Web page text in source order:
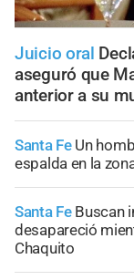
Juicio oral
aseguró que
anterior a su
Santa Fe Un
espalda en la
Santa Fe Buscan
desapareció
Chaquito